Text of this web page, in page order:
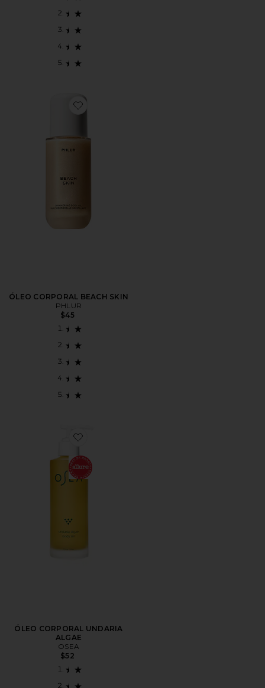
Favorite ÓLEO CORPORAL BEACH SKIN
ÓLEO CORPORAL BEACH SKIN
PHLUR
$45
Favorite ÓLEO CORPORAL UNDARIA ALGAE
ÓLEO CORPORAL UNDARIA
ALGAE
OSEA
$52